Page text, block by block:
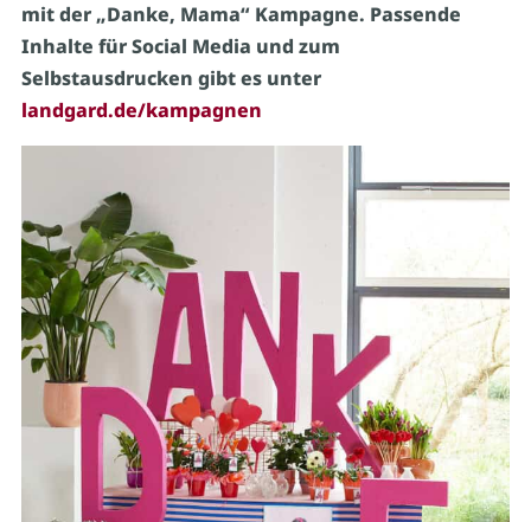
mit der „Danke, Mama“ Kampagne. Passende
Inhalte für Social Media und zum
Selbstausdrucken gibt es unter
landgard.de/kampagnen